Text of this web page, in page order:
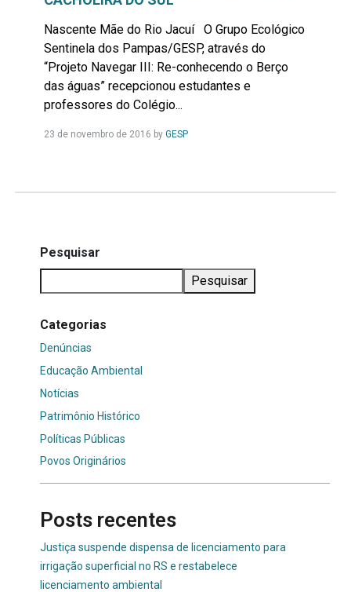
Nascente Mãe do Rio Jacuí O Grupo Ecológico
Sentinela dos Pampas/GESP, através do
“Projeto Navegar III: Re-conhecendo o Berço
das águas” recepcionou estudantes e
professores do Colégio...
23 de novembro de 2016 by GESPLeia
Pesquisar
Pesquisar
Categorias
Denúncias
Educação Ambiental
Notícias
Patrimônio Histórico
Políticas Públicas
Povos Originários
Posts recentes
Justiça suspende dispensa de licenciamento para
irrigação superficial no RS e restabelece
licenciamento ambiental